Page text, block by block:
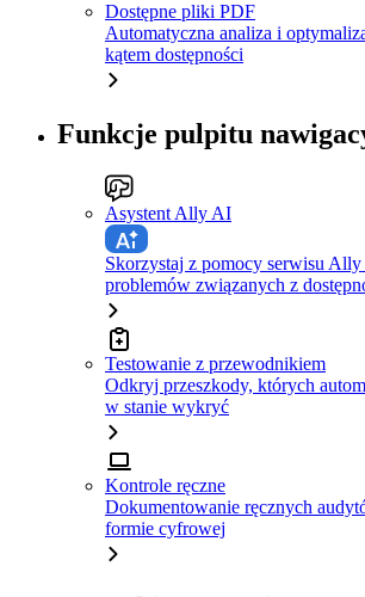
Dostępne pliki PDF
Automatyczna analiza i
kątem dostępności
Funkcje pulpitu
Asystent Ally AI
Skorzystaj z pomocy serwisu
problemów związanych z
Testowanie z przewodnikiem
Odkryj przeszkody, których
w stanie wykryć
Kontrole ręczne
Dokumentowanie ręcznych
formie cyfrowej